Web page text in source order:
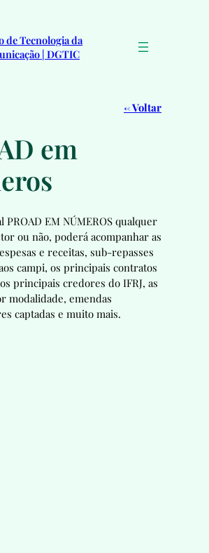
de Tecnologia da
| DGTIC
← Voltar
em
PROAD EM NÚMEROS qualquer
ou não, poderá acompanhar as
e receitas, sub-repasses
campi, os principais contratos
principais credores do IFRJ, as
modalidade, emendas
captadas e muito mais.